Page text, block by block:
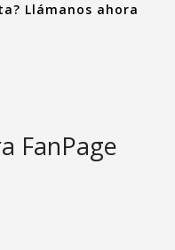
Llámanos ahora
FanPage